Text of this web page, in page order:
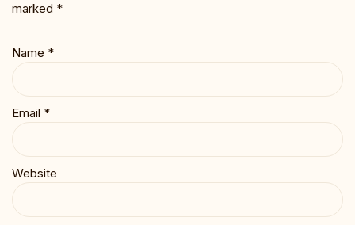
marked *
Name *
Email *
Website